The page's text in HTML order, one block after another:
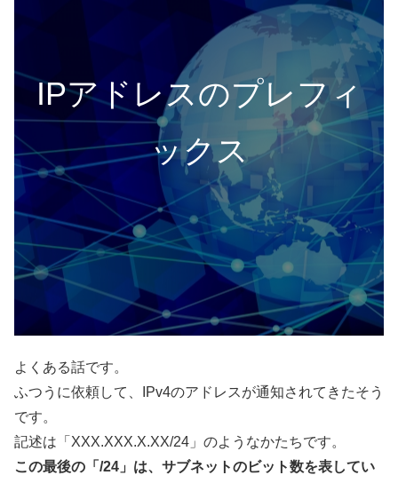
IPアドレスのプレフィ
ックス
よくある話です。
ふつうに依頼して、IPv4のアドレスが通知されてきたそう
です。
記述は「XXX.XXX.X.XX/24」のようなかたちです。
この最後の「/24」は、サブネットのビット数を表してい